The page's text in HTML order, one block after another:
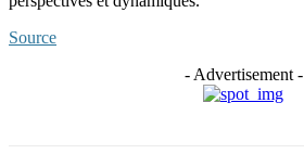
Source
- Advertisement -